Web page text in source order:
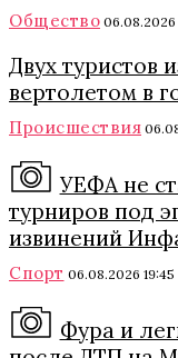
Общество 06.08.2026
Двух туристов
вертолетом в
Происшествия
УЕФА не
турниров под
извинений
Спорт 06.08.2026 19:45
Фура и